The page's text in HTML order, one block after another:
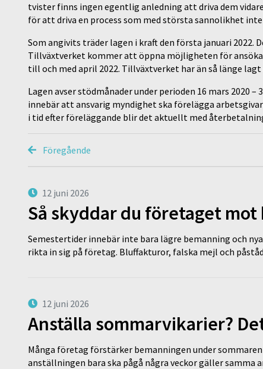
tvister finns ingen egentlig anledning att driva dem
för att driva en process som med största sannolikhet
Som angivits träder lagen i kraft den första januari 2022.
Tillväxtverket kommer att öppna möjligheten för
till och med april 2022. Tillväxtverket har än så länge
Lagen avser stödmånader under perioden 16 mars 2020
innebär att ansvarig myndighet ska förelägga
i tid efter föreläggande blir det aktuellt med
Föregående
12 juni 2026
Så skyddar du företaget
Semestertider innebär inte bara lägre bemanning och
rikta in sig på företag. Bluffakturor, falska mejl och
12 juni 2026
Anställa sommarvikarier?
Många företag förstärker bemanningen under
anställningen bara ska pågå några veckor gäller